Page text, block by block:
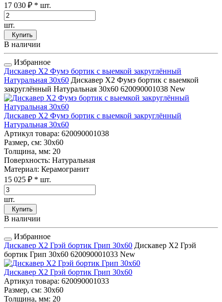
17 030 ₽ * шт.
шт.
Купить
В наличии
Избранное
Дискавер Х2 Фумэ бортик с выемкой закруглённый
Натуральная 30x60 Дискавер Х2 Фумэ бортик с выемкой
закруглённый Натуральная 30x60 620090001038 New
Дискавер Х2 Фумэ бортик с выемкой закруглённый
Натуральная 30x60
Артикул товара: 620090001038
Размер, см: 30x60
Толщина, мм: 20
Поверхность: Натуральная
Материал: Керамогранит
15 025 ₽ * шт.
шт.
Купить
В наличии
Избранное
Дискавер Х2 Грэй бортик Грип 30x60 Дискавер Х2 Грэй
бортик Грип 30x60 620090001033 New
Дискавер Х2 Грэй бортик Грип 30x60
Артикул товара: 620090001033
Размер, см: 30x60
Толщина, мм: 20